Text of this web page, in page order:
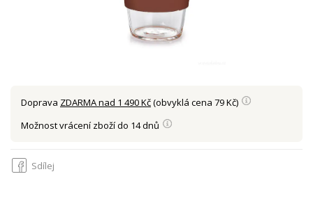
Doprava ZDARMA nad 1 490 Kč(obvyklá cena 79 Kč)
Možnost vrácení zboží do 14 dnů
Sdílej